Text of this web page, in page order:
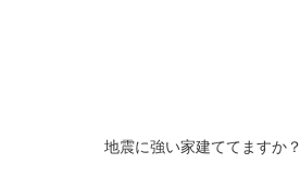
地震に強い家建ててますか？